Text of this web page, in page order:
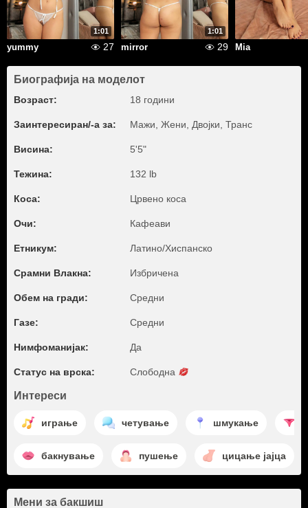
1:01
yummy 27
1:01
mirror 29 Mia
Биографија на моделот
Возраст: 18 години
Заинтересиран/-а за: Мажи, Жени, Двојки, Транс
Висина: 5'5"
Тежина: 132 lb
Коса: Црвено коса
Очи: Кафеави
Етникум: Латино/Хиспанско
Срамни Влакна: Избричена
Обем на гради: Средни
Газе: Средни
Нимфоманијак: Да
Статус на врска: Слободна
Интереси
играње четување шмукање
бакнување пушење цицање јајца
Мени за бакшиш